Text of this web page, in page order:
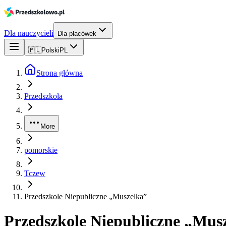
Dla nauczycieli Dla placówek
🇵🇱Polski PL
Strona główna
Przedszkola
More
pomorskie
Tczew
Przedszkole Niepubliczne „Muszelka”
Przedszkole Niepubliczne